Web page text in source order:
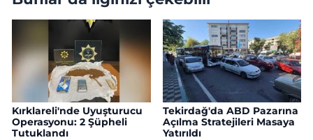
Kırklareli'nde Uyuşturucu
Operasyonu: 2 Şüpheli
Tutuklandı
Tekirdağ'da ABD Pazarına
Açılma Stratejileri Masaya
Yatırıldı